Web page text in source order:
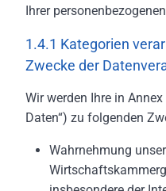
Ihrer
1.4.1 Kategorien
Zwecke der
Wir werden Ihre in
Daten“) zu folgenden
Wahrnehmung